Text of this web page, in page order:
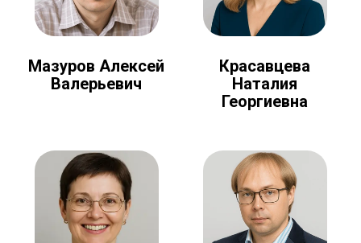
Мазуров Алексей
Валерьевич
Красавцева
Наталия
Георгиевна